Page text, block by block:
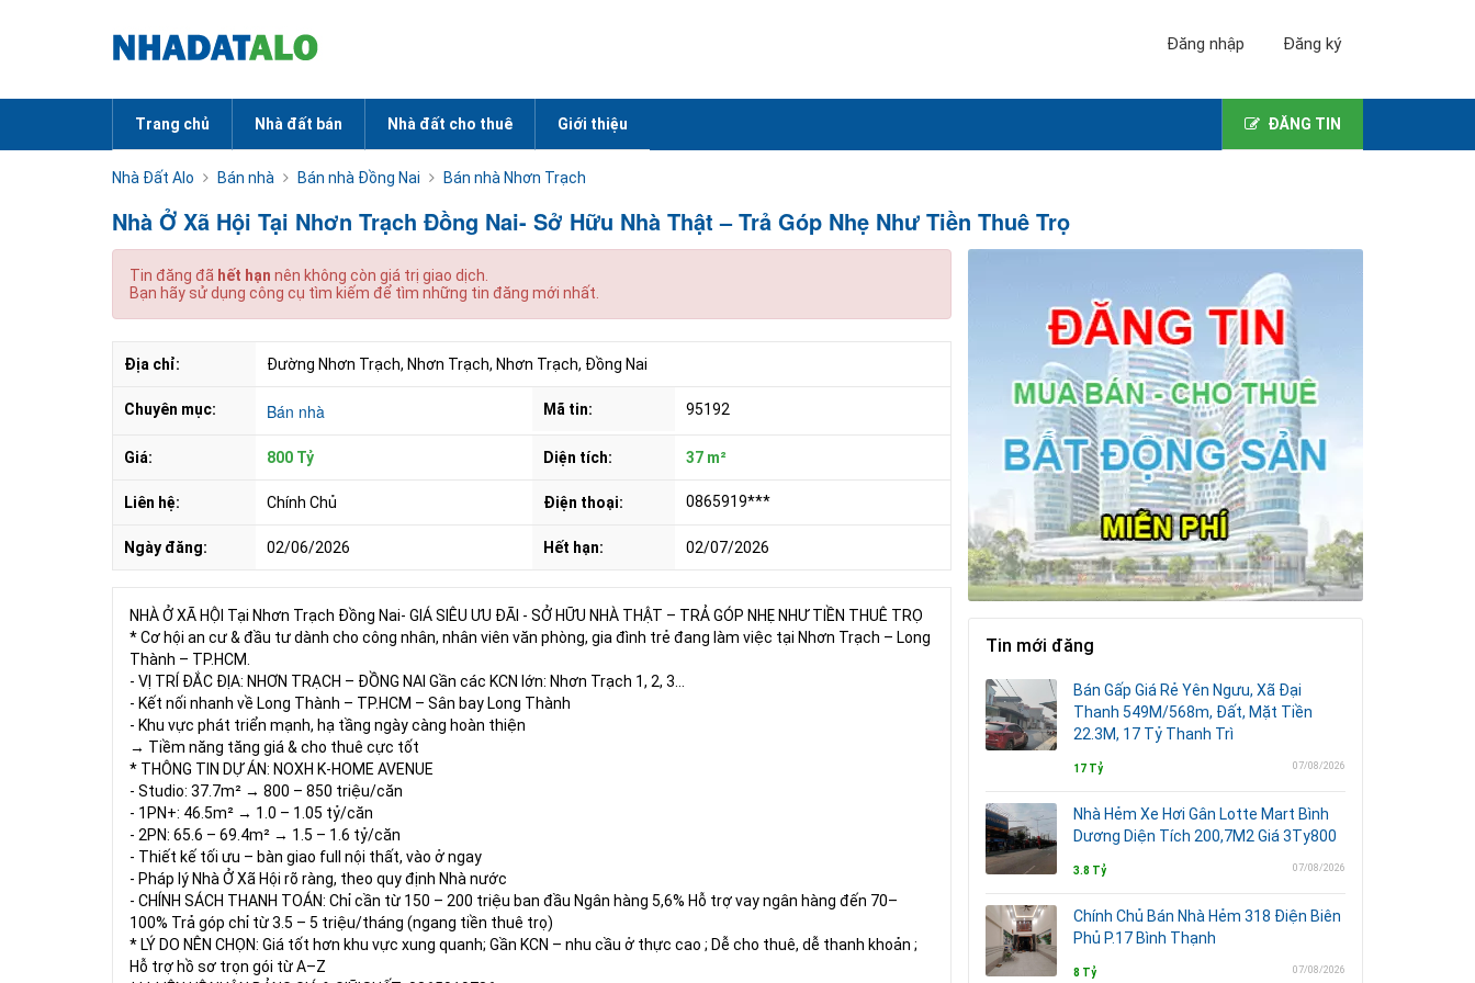
Đăng nhập Đăng ký
Trang chủ Nhà đất bán Nhà đất cho thuê Giới thiệu ĐĂNG TIN
Nhà Đất Alo Bán nhà Bán nhà Đồng Nai Bán nhà Nhơn Trạch
Nhà Ở Xã Hội Tại Nhơn Trạch Đồng Nai- Sở Hữu Nhà Thật – Trả Góp Nhẹ Như Tiền Thuê Trọ
Tin đăng đã hết hạn nên không còn giá trị giao dịch.
Bạn hãy sử dụng công cụ tìm kiếm để tìm những tin đăng mới nhất.
Địa chỉ: Đường Nhơn Trạch, Nhơn Trạch, Nhơn Trạch, Đồng Nai
Chuyên mục: Bán nhà Mã tin: 95192
Giá: 800 Tỷ Diện tích: 37 m²
Liên hệ: Chính Chủ Điện thoại: 0865919***
Ngày đăng: 02/06/2026 Hết hạn: 02/07/2026
NHÀ Ở XÃ HỘI Tại Nhơn Trạch Đồng Nai- GIÁ SIÊU ƯU ĐÃI - SỞ HỮU NHÀ THẬT – TRẢ GÓP NHẸ NHƯ TIỀN THUÊ TRỌ
* Cơ hội an cư & đầu tư dành cho công nhân, nhân viên văn phòng, gia đình trẻ đang làm việc tại Nhơn Trạch – Long
Thành – TP.HCM.
- VỊ TRÍ ĐẮC ĐỊA: NHƠN TRẠCH – ĐỒNG NAI Gần các KCN lớn: Nhơn Trạch 1, 2, 3…
- Kết nối nhanh về Long Thành – TP.HCM – Sân bay Long Thành
- Khu vực phát triển mạnh, hạ tầng ngày càng hoàn thiện
→ Tiềm năng tăng giá & cho thuê cực tốt
* THÔNG TIN DỰ ÁN: NOXH K-HOME AVENUE
- Studio: 37.7m² → 800 – 850 triệu/căn
- 1PN+: 46.5m² → 1.0 – 1.05 tỷ/căn
- 2PN: 65.6 – 69.4m² → 1.5 – 1.6 tỷ/căn
- Thiết kế tối ưu – bàn giao full nội thất, vào ở ngay
- Pháp lý Nhà Ở Xã Hội rõ ràng, theo quy định Nhà nước
- CHÍNH SÁCH THANH TOÁN: Chỉ cần từ 150 – 200 triệu ban đầu Ngân hàng 5,6% Hỗ trợ vay ngân hàng đến 70–
100% Trả góp chỉ từ 3.5 – 5 triệu/tháng (ngang tiền thuê trọ)
* LÝ DO NÊN CHỌN: Giá tốt hơn khu vực xung quanh; Gần KCN – nhu cầu ở thực cao ; Dễ cho thuê, dễ thanh khoản ;
Hỗ trợ hồ sơ trọn gói từ A–Z
Tin mới đăng
Bán Gấp Giá Rẻ Yên Ngưu, Xã Đại
Thanh 549M/568m, Đất, Mặt Tiền
22.3M, 17 Tỷ Thanh Trì
17 Tỷ 07/08/2026
Nhà Hẻm Xe Hơi Gân Lotte Mart Bình
Dương Diện Tích 200,7M2 Giá 3Ty800
3.8 Tỷ 07/08/2026
Chính Chủ Bán Nhà Hẻm 318 Điện Biên
Phủ P.17 Bình Thạnh
8 Tỷ 07/08/2026